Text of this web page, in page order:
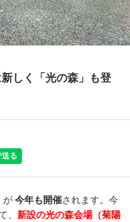
しく「光の森」も登
が 今年も開催されます。今
、 新設の光の森会場（菊陽